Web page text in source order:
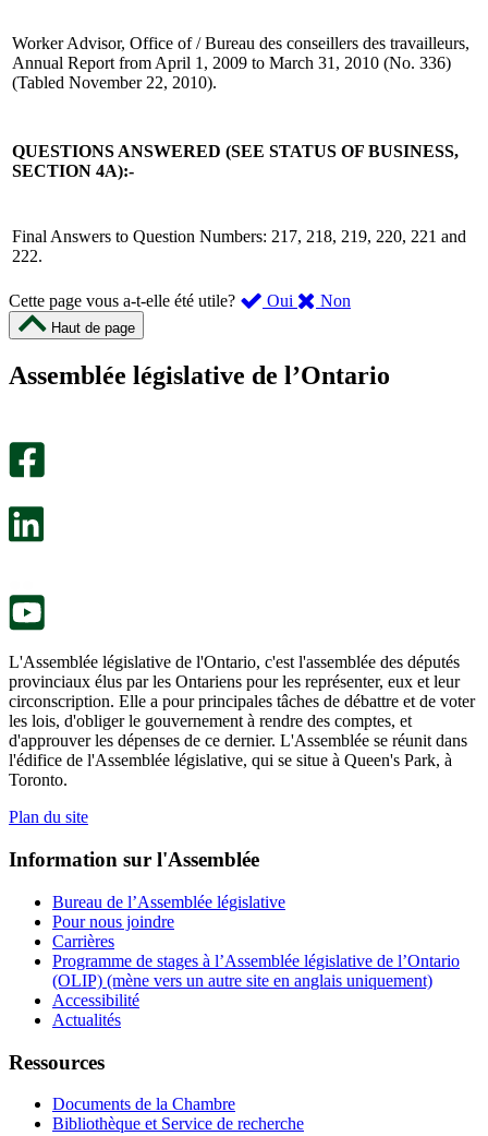
Worker Advisor, Office of / Bureau des conseillers des travailleurs,
Annual Report from April 1, 2009 to March 31, 2010 (No. 336)
(Tabled November 22, 2010).
QUESTIONS ANSWERED (SEE STATUS OF BUSINESS,
SECTION 4A):-
Final Answers to Question Numbers: 217, 218, 219, 220, 221 and
222.
Cette page vous a-t-elle été utile? Oui ,
été
Non
m’a
Haut de page
Assemblée législative de l’Ontario
L'Assemblée législative de l'Ontario, c'est l'assemblée des députés
provinciaux élus par les Ontariens pour les représenter, eux et leur
circonscription. Elle a pour principales tâches de débattre et de voter
les lois, d'obliger le gouvernement à rendre des comptes, et
d'approuver les dépenses de ce dernier. L'Assemblée se réunit dans
l'édifice de l'Assemblée législative, qui se situe à Queen's Park, à
Toronto.
Plan du site
Information sur l'Assemblée
Bureau de l’Assemblée législative
Pour nous joindre
Carrières
Programme de stages à l’Assemblée législative de l’Ontario
(OLIP) (mène vers un autre site en anglais uniquement)
Accessibilité
Actualités
Ressources
Documents de la Chambre
Bibliothèque et Service de recherche